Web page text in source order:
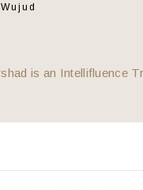
Aku..
Do You Feel When